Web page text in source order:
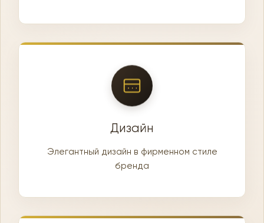
Дизайн
Элегантный дизайн в фирменном стиле
бренда